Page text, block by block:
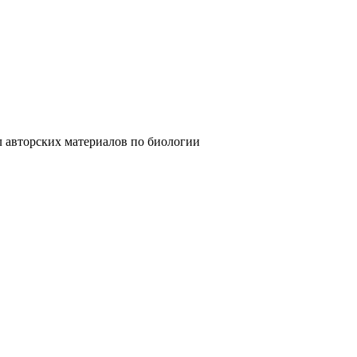
материалов по биологии